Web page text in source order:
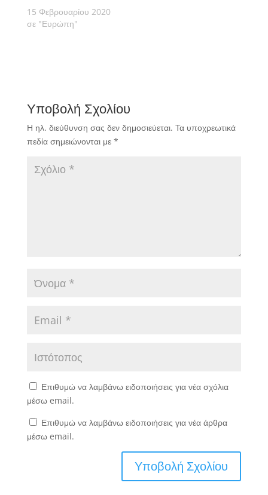
15 Φεβρουαρίου 2020
σε "Ευρώπη"
Υποβολή Σχολίου
Η ηλ. διεύθυνση σας δεν δημοσιεύεται. Τα υποχρεωτικά
πεδία σημειώνονται με *
Επιθυμώ να λαμβάνω ειδοποιήσεις για νέα σχόλια
μέσω email.
Επιθυμώ να λαμβάνω ειδοποιήσεις για νέα άρθρα
μέσω email.